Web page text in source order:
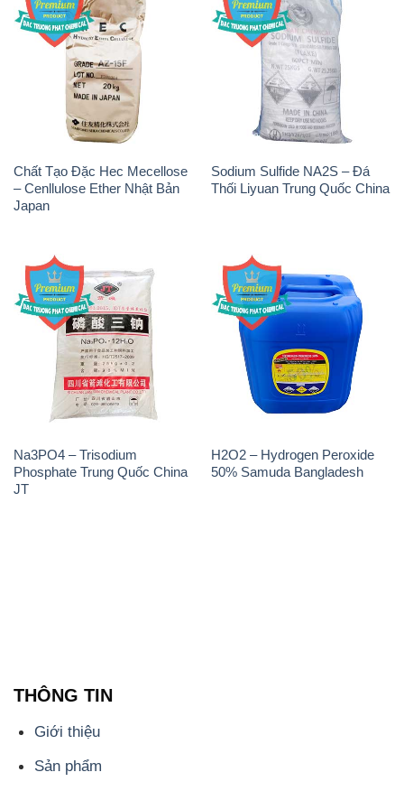
Chất Tạo Đặc Hec Mecellose
– Cenllulose Ether Nhật Bản
Japan
Sodium Sulfide NA2S – Đá
Thối Liyuan Trung Quốc China
Na3PO4 – Trisodium
Phosphate Trung Quốc China
JT
H2O2 – Hydrogen Peroxide
50% Samuda Bangladesh
THÔNG TIN
Giới thiệu
Sản phẩm